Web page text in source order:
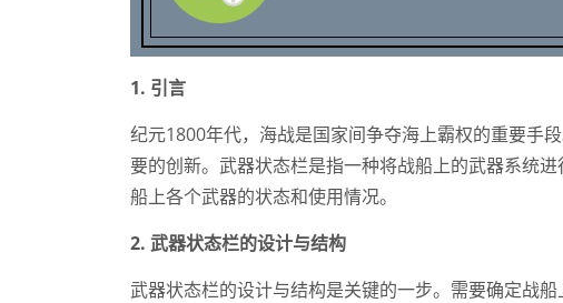
1. 引言
纪元1800年代，海战是国家间争夺海上霸权的重要手
要的创新。武器状态栏是指一种将战船上的武器系统
船上各个武器的状态和使用情况。
2. 武器状态栏的设计与结构
武器状态栏的设计与结构是关键的一步。需要确定战